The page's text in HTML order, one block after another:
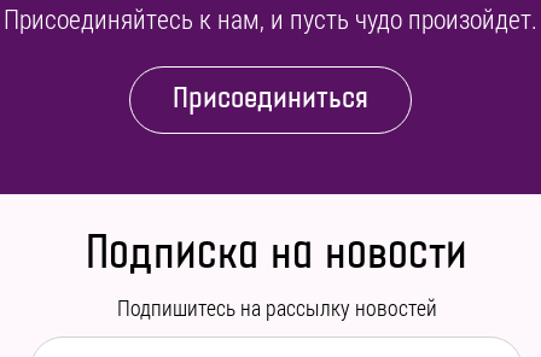
Присоединяйтесь к нам, и пусть чудо произойдет.
Присоединиться
Подписка на новости
Подпишитесь на рассылку новостей